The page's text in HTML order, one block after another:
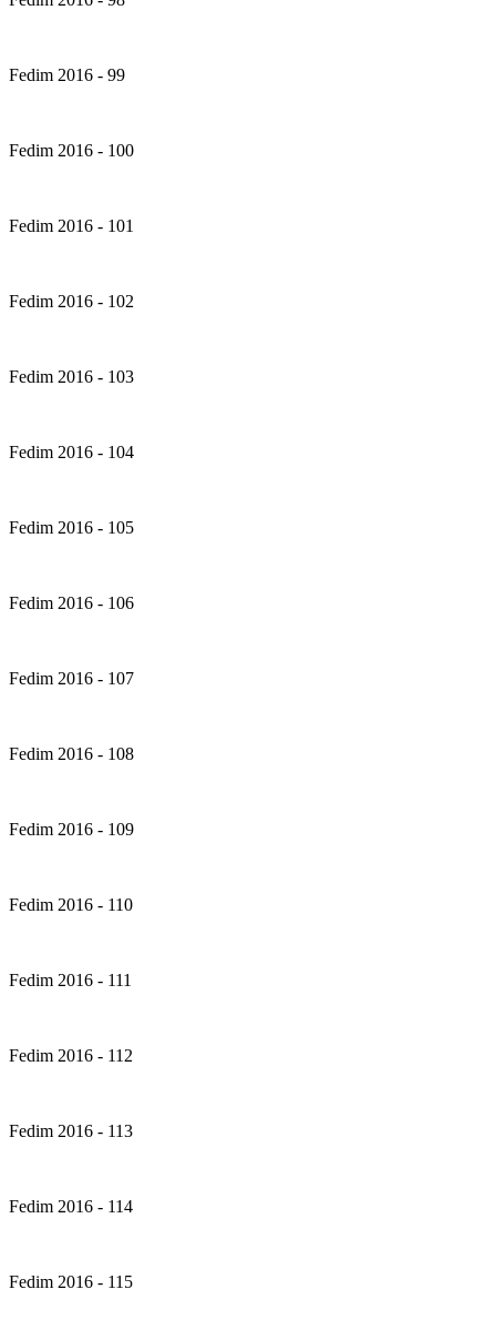
Fedim 2016 - 99
Fedim 2016 - 100
Fedim 2016 - 101
Fedim 2016 - 102
Fedim 2016 - 103
Fedim 2016 - 104
Fedim 2016 - 105
Fedim 2016 - 106
Fedim 2016 - 107
Fedim 2016 - 108
Fedim 2016 - 109
Fedim 2016 - 110
Fedim 2016 - 111
Fedim 2016 - 112
Fedim 2016 - 113
Fedim 2016 - 114
Fedim 2016 - 115